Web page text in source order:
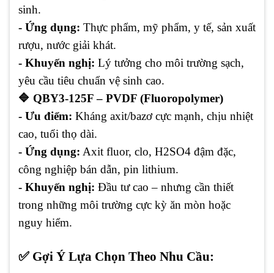
sinh.
- Ứng dụng: Thực phẩm, mỹ phẩm, y tế, sản xuất
rượu, nước giải khát.
- Khuyến nghị: Lý tưởng cho môi trường sạch,
yêu cầu tiêu chuẩn vệ sinh cao.
🔷 QBY3-125F – PVDF (Fluoropolymer)
- Ưu điểm: Kháng axit/bazơ cực mạnh, chịu nhiệt
cao, tuổi thọ dài.
- Ứng dụng: Axit fluor, clo, H2SO4 đậm đặc,
công nghiệp bán dẫn, pin lithium.
- Khuyến nghị: Đầu tư cao – nhưng cần thiết
trong những môi trường cực kỳ ăn mòn hoặc
nguy hiểm.
✅ Gợi Ý Lựa Chọn Theo Nhu Cầu: